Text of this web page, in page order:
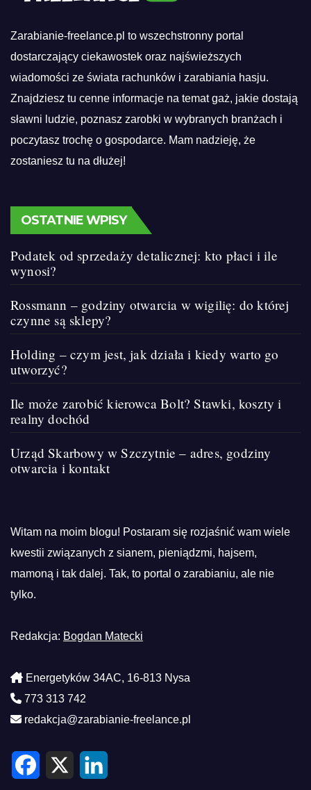
Zarabianie-freelance.pl to wszechstronny portal
dostarczający ciekawostek oraz najświeższych
wiadomości ze świata rachunków i zarabiania hasju.
Znajdziesz tu cenne informacje na temat gaż, jakie dostają
sławni ludzie, poznasz zarobki w wybranych branżach i
poczytasz trochę o gospodarce. Mam nadzieję, że
zostaniesz tu na dłużej!
OSTATNIE WPISY
Podatek od sprzedaży detalicznej: kto płaci i ile
wynosi?
Rossmann – godziny otwarcia w wigilię: do której
czynne są sklepy?
Holding – czym jest, jak działa i kiedy warto go
utworzyć?
Ile może zarobić kierowca Bolt? Stawki, koszty i
realny dochód
Urząd Skarbowy w Szczytnie – adres, godziny
otwarcia i kontakt
Witam na moim blogu! Postaram się rozjaśnić wam wiele
kwestii związanych z sianem, pieniądzmi, hajsem,
mamoną i tak dalej. Tak, to portal o zarabianiu, ale nie
tylko.
Redakcja: Bogdan Matecki
Energetyków 34AC, 16-813 Nysa
773 313 742
redakcja@zarabianie-freelance.pl
F
X